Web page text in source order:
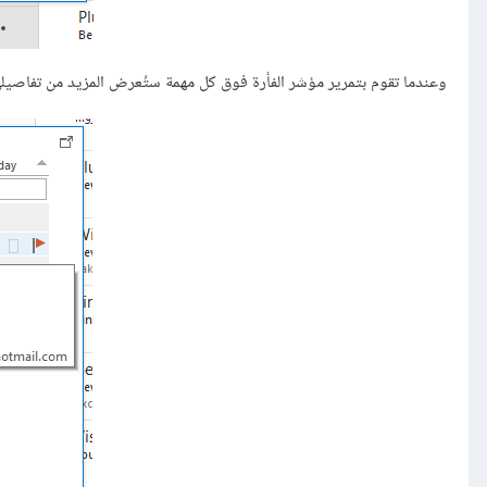
وعندما تقوم بتمرير مؤشر الفأرة فوق كل مهمة ستُعرض المزيد من